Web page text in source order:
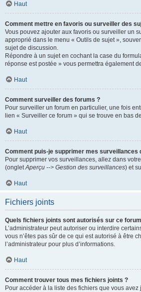
Haut
Comment mettre en favoris ou surveiller des
Vous pouvez ajouter aux favoris ou surveiller un
approprié dans le menu « Outils de sujet »,
sujet de discussion.
Répondre à un sujet en cochant la case du
réponse est postée » vous permettra également
Haut
Comment surveiller des forums ?
Pour surveiller un forum en particulier, une fois
lien « Surveiller ce forum » qui se trouve en bas
Haut
Comment puis-je supprimer mes surveillances
Pour supprimer vos surveillances, allez dans
(ongletAperçu --> Gestion des surveillances) et
Haut
Fichiers joints
Quels fichiers joints sont autorisés sur ce
L’administrateur peut autoriser ou interdire
vous n’êtes pas sûr de ce qui est autorisé à être
l’administrateur pour plus d’informations.
Haut
Comment trouver tous mes fichiers joints ?
Pour accéder à la liste des fichiers que vous